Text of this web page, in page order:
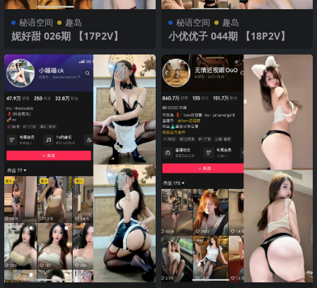
秘语空间 趣岛
妮好甜 026期 【17P2V】
秘语空间 趣岛
小优优子 044期 【18P2V】